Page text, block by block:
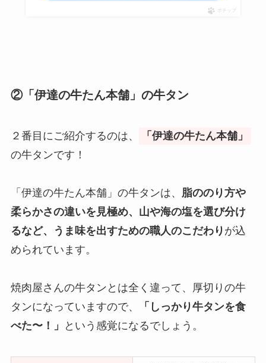
ポチップ
②「伊達の牛たん本舗」の牛タン
２番目にご紹介するのは、
「伊達の牛たん本舗」
の牛タンです！
「伊達の牛たん本舗」の牛タンは、 脂ののり方や
柔らかさの違いを見極め、山や海の塩を選び分け
るなど、うま味を出すための職人のこだわり が込
められています。
焼肉屋さんの牛タンとは全く違って、厚切りの牛
タンになっていますので、
「しっかり牛タンを食
べた〜！」
という感覚になるでしょう。